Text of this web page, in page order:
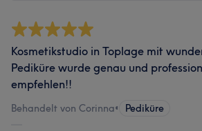
Kosmetikstudio in Toplage mit
Pediküre wurde genau und
empfehlen!!
Behandelt von Corinna• Pediküre